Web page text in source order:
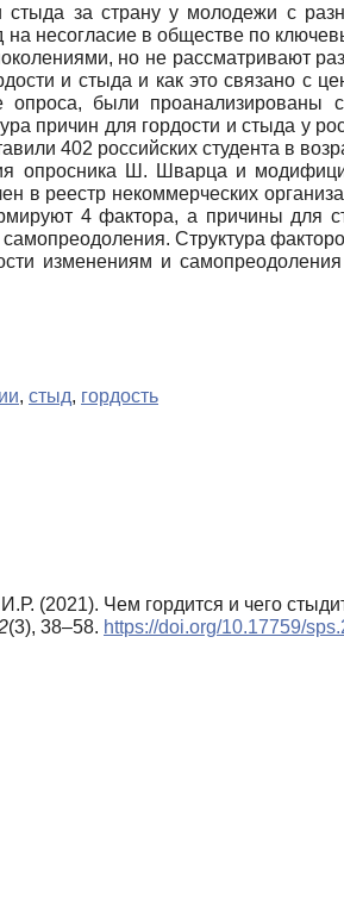
за страну у молодежи с
несогласие в обществе по
но не рассматривают
и стыда и как это связано с
опроса, были
причин для гордости и стыда у
402 российских студента в
опросника Ш. Шварца и
в реестр некоммерческих
4 фактора, а причины
Структура
изменениям и
, стыд, гордость
(2021). Чем гордится и чего
(3), 38–58. https://doi.org/10.17759/